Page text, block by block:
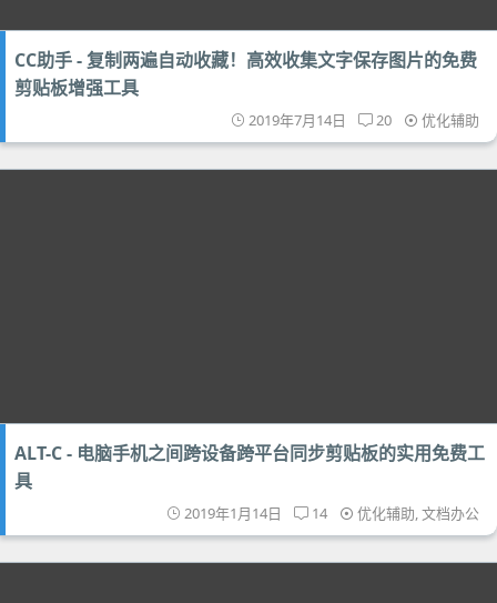
CC助手 - 复制两遍自动收藏！高效收集文字保存图片的免费
剪贴板增强工具
2019年7月14日 20 优化辅助
ALT-C - 电脑手机之间跨设备跨平台同步剪贴板的实用免费工
具
2019年1月14日 14 优化辅助,文档办公